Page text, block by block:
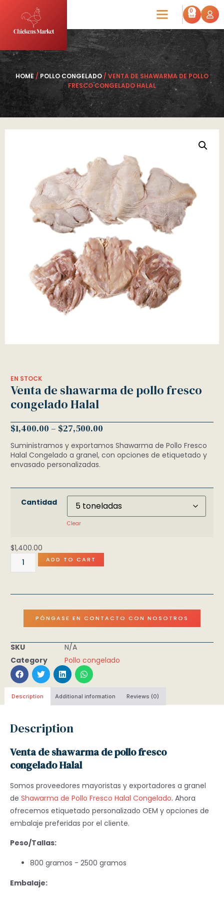
0
HOME /POLLO CONGELADO/ VENTA DE SHAWARMA DE POLLO
FRESCO CONGELADO HALAL
EN STOCK
Venta de shawarma de pollo fresco
congelado Halal
$1,400.00 – $27,500.00
Suministramos y exportamos Shawarma de Pollo Fresco
Halal Congelado a granel, con opciones de etiquetado y
envasado personalizadas.
Cantidad
Clear
$1,400.00
ADD TO CART
PÓNGASE EN CONTACTO CON NOSOTROS
SKU
N/A
Category
Pollo congelado
Description Additional information Reviews (0)
Description
Venta de shawarma de pollo fresco
congelado Halal
Somos proveedores mayoristas y exportadores a granel
de Shawarma de Pollo Fresco Halal Congelado. Ahora
ofrecemos etiquetado personalizado OEM y opciones de
embalaje preferidas por el cliente.
Peso/Tallas:
800 gramos - 2500 gramos
Embalaje: